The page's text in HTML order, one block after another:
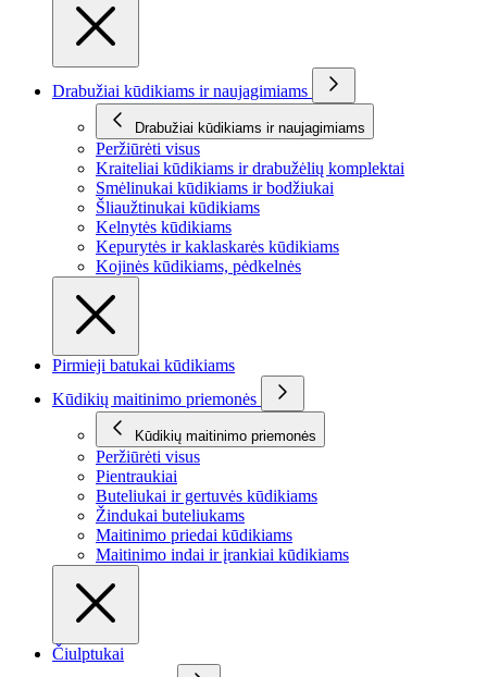
Drabužiai kūdikiams ir naujagimiams
Drabužiai kūdikiams ir naujagimiams
Peržiūrėti visus
Kraiteliai kūdikiams ir drabužėlių komplektai
Smėlinukai kūdikiams ir bodžiukai
Šliaužtinukai kūdikiams
Kelnytės kūdikiams
Kepurytės ir kaklaskarės kūdikiams
Kojinės kūdikiams, pėdkelnės
Pirmieji batukai kūdikiams
Kūdikių maitinimo priemonės
Kūdikių maitinimo priemonės
Peržiūrėti visus
Pientraukiai
Buteliukai ir gertuvės kūdikiams
Žindukai buteliukams
Maitinimo priedai kūdikiams
Maitinimo indai ir įrankiai kūdikiams
Čiulptukai